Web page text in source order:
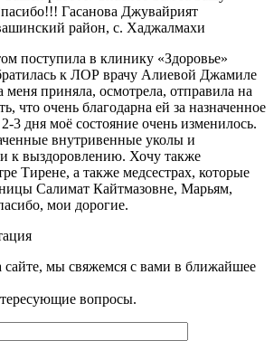
Гасанова Джувайрият
район, с. Хаджалмахи
поступила в клинику «Здоровье»
к ЛОР врачу Алиевой Джамиле
приняла, осмотрела, отправила на
что очень благодарна ей за назначенное
3 дня моё состояние очень изменилось.
внутривенные уколы и
к выздоровлению. Хочу также
Тирене, а также медсестрах, которые
Салимат Кайтмазовне, Марьям,
мои дорогие.
сайте, мы свяжемся с вами в ближайшее
вопросы.